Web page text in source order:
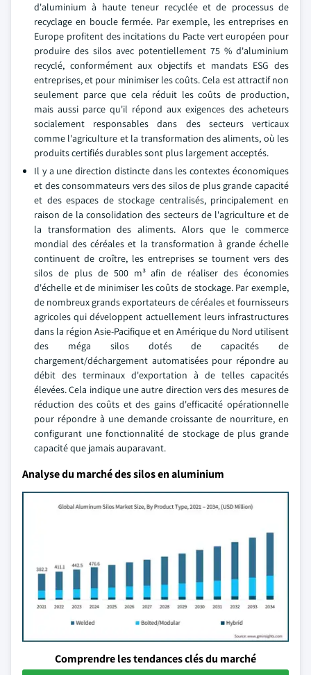
d'aluminium à haute teneur recyclée et de processus de
recyclage en boucle fermée. Par exemple, les entreprises en
Europe profitent des incitations du Pacte vert européen pour
produire des silos avec potentiellement 75 % d'aluminium
recyclé, conformément aux objectifs et mandats ESG des
entreprises, et pour minimiser les coûts. Cela est attractif non
seulement parce que cela réduit les coûts de production,
mais aussi parce qu'il répond aux exigences des acheteurs
socialement responsables dans des secteurs verticaux
comme l'agriculture et la transformation des aliments, où les
produits certifiés durables sont plus largement acceptés.
Il y a une direction distincte dans les contextes économiques
et des consommateurs vers des silos de plus grande capacité
et des espaces de stockage centralisés, principalement en
raison de la consolidation des secteurs de l'agriculture et de
la transformation des aliments. Alors que le commerce
mondial des céréales et la transformation à grande échelle
continuent de croître, les entreprises se tournent vers des
silos de plus de 500 m³ afin de réaliser des économies
d'échelle et de minimiser les coûts de stockage. Par exemple,
de nombreux grands exportateurs de céréales et fournisseurs
agricoles qui développent actuellement leurs infrastructures
dans la région Asie-Pacifique et en Amérique du Nord utilisent
des méga silos dotés de capacités de
chargement/déchargement automatisées pour répondre au
débit des terminaux d'exportation à de telles capacités
élevées. Cela indique une autre direction vers des mesures de
réduction des coûts et des gains d'efficacité opérationnelle
pour répondre à une demande croissante de nourriture, en
configurant une fonctionnalité de stockage de plus grande
capacité que jamais auparavant.
Analyse du marché des silos en aluminium
Comprendre les tendances clés du marché